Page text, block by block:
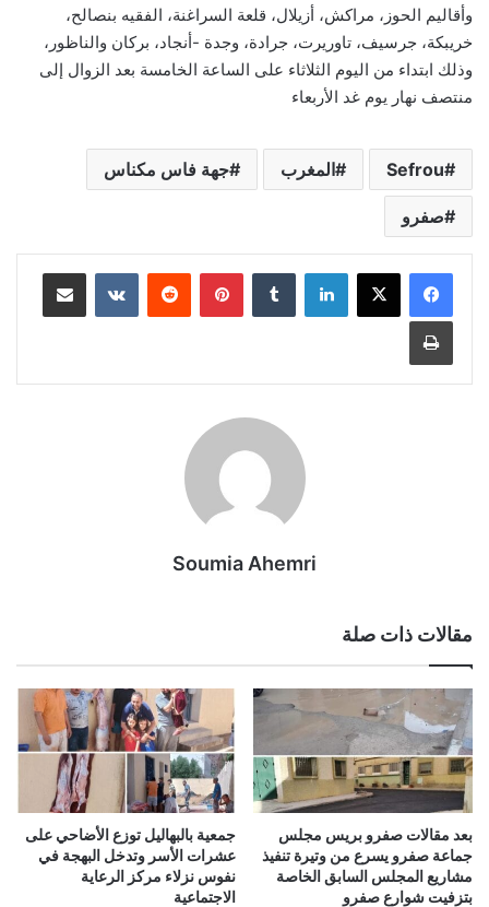
وأقاليم الحوز، مراكش، أزيلال، قلعة السراغنة، الفقيه بنصالح،
خريبكة، جرسيف، تاوريرت، جرادة، وجدة -أنجاد، بركان والناظور،
وذلك ابتداء من اليوم الثلاثاء على الساعة الخامسة بعد الزوال إلى
منتصف نهار يوم غد الأربعاء
Sefrou المغرب جهة فاس مكناس
صفرو
لينكدإن بينتيريست مشاركة عبر البريد
طباعة
Soumia Ahemri
مقالات ذات صلة
بعد مقالات صفرو بريس مجلس
جماعة صفرو يسرع من وتيرة تنفيذ
مشاريع المجلس السابق الخاصة
بتزفيت شوارع صفرو
جمعية بالبهاليل توزع الأضاحي على
عشرات الأسر وتدخل البهجة في
نفوس نزلاء مركز الرعاية
الاجتماعية